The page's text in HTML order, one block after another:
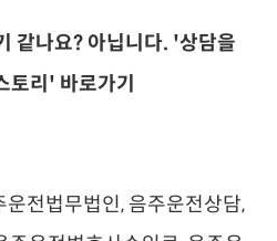
같나요? 아닙니다. '상담을
토리' 바로가기